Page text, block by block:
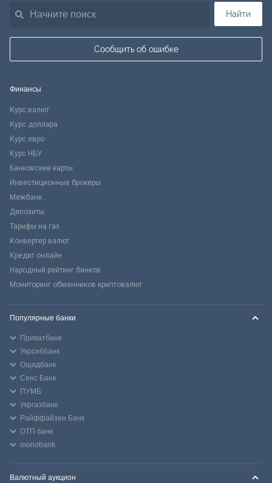
Найти
Сообщить об ошибке
Финансы
Курс валют
Курс доллара
Курс евро
Курс НБУ
Банковские карты
Инвестиционные брокеры
Межбанк
Депозиты
Тарифы на газ
Конвертер валют
Кредит онлайн
Народный рейтинг банков
Мониторинг обменников криптовалют
Популярные банки
Приватбанк
Укрсиббанк
Ощадбанк
Сенс Банк
ПУМБ
Укргазбанк
Райффайзен Банк
ОТП банк
monobank
Валютный аукцион